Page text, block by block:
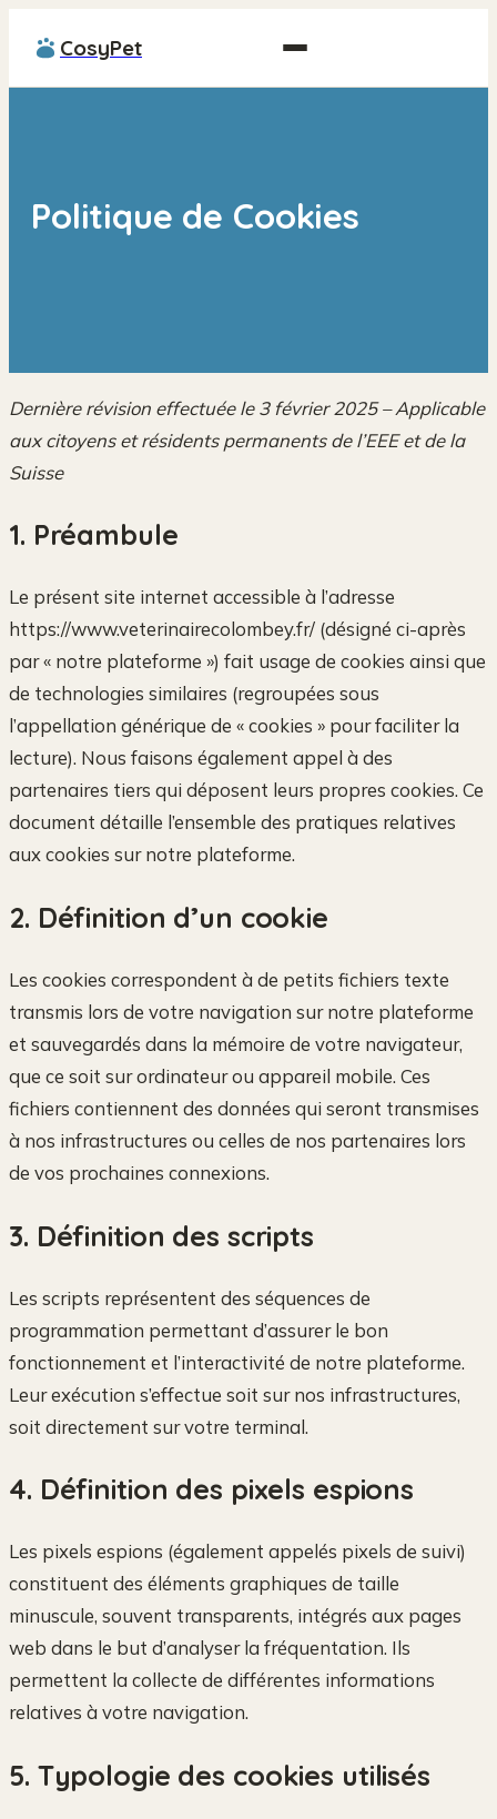
CosyPet
Politique de Cookies
Dernière révision effectuée le 3 février 2025 – Applicable
aux citoyens et résidents permanents de l’EEE et de la
Suisse
1. Préambule
Le présent site internet accessible à l’adresse
https://www.veterinairecolombey.fr/ (désigné ci-après
par « notre plateforme ») fait usage de cookies ainsi que
de technologies similaires (regroupées sous
l’appellation générique de « cookies » pour faciliter la
lecture). Nous faisons également appel à des
partenaires tiers qui déposent leurs propres cookies. Ce
document détaille l’ensemble des pratiques relatives
aux cookies sur notre plateforme.
2. Définition d’un cookie
Les cookies correspondent à de petits fichiers texte
transmis lors de votre navigation sur notre plateforme
et sauvegardés dans la mémoire de votre navigateur,
que ce soit sur ordinateur ou appareil mobile. Ces
fichiers contiennent des données qui seront transmises
à nos infrastructures ou celles de nos partenaires lors
de vos prochaines connexions.
3. Définition des scripts
Les scripts représentent des séquences de
programmation permettant d’assurer le bon
fonctionnement et l’interactivité de notre plateforme.
Leur exécution s’effectue soit sur nos infrastructures,
soit directement sur votre terminal.
4. Définition des pixels espions
Les pixels espions (également appelés pixels de suivi)
constituent des éléments graphiques de taille
minuscule, souvent transparents, intégrés aux pages
web dans le but d’analyser la fréquentation. Ils
permettent la collecte de différentes informations
relatives à votre navigation.
5. Typologie des cookies utilisés